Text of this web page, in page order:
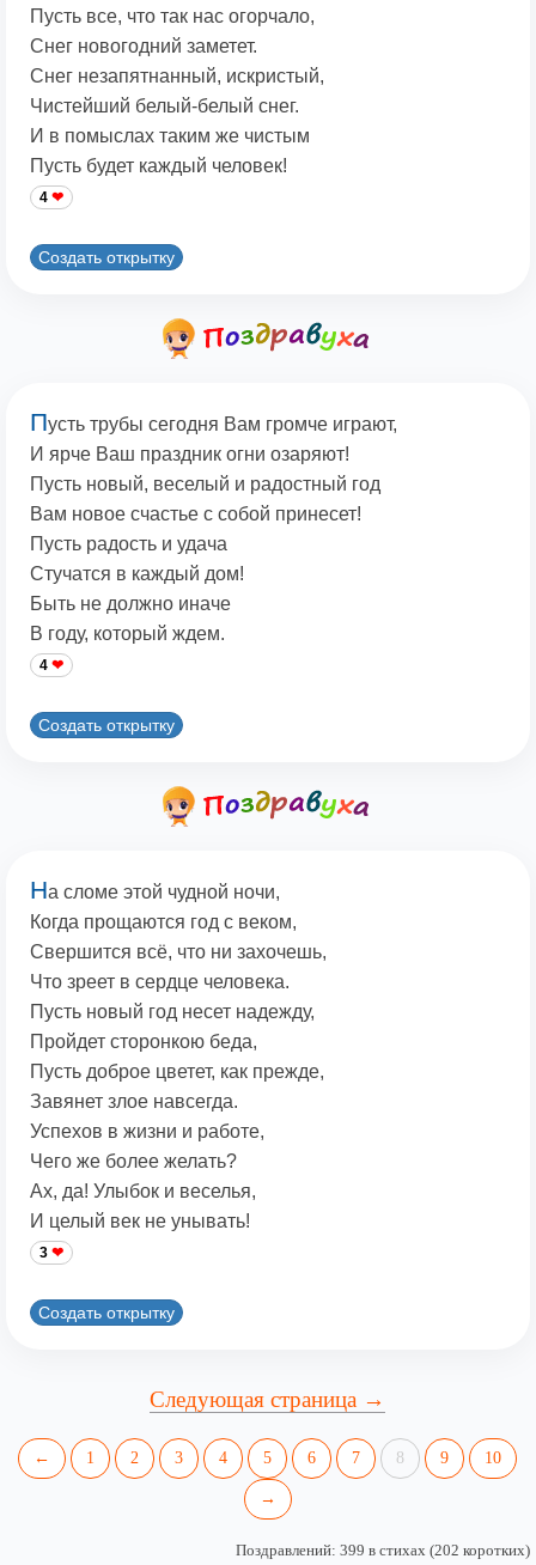
Пусть все, что так нас огорчало,
Снег новогодний заметет.
Снег незапятнанный, искристый,
Чистейший белый-белый снег.
И в помыслах таким же чистым
Пусть будет каждый человек!
4
Создать открытку
Пусть трубы сегодня Вам громче играют,
И ярче Ваш праздник огни озаряют!
Пусть новый, веселый и радостный год
Вам новое счастье с собой принесет!
Пусть радость и удача
Стучатся в каждый дом!
Быть не должно иначе
В году, который ждем.
4
Создать открытку
На сломе этой чудной ночи,
Когда прощаются год с веком,
Свершится всё, что ни захочешь,
Что зреет в сердце человека.
Пусть новый год несет надежду,
Пройдет сторонкою беда,
Пусть доброе цветет, как прежде,
Завянет злое навсегда.
Успехов в жизни и работе,
Чего же более желать?
Ах, да! Улыбок и веселья,
И целый век не унывать!
3
Создать открытку
Следующая страница →
← 1 2 3 4 5 6 7 8 9 10
→
Поздравлений: 399 в стихах (202 коротких)